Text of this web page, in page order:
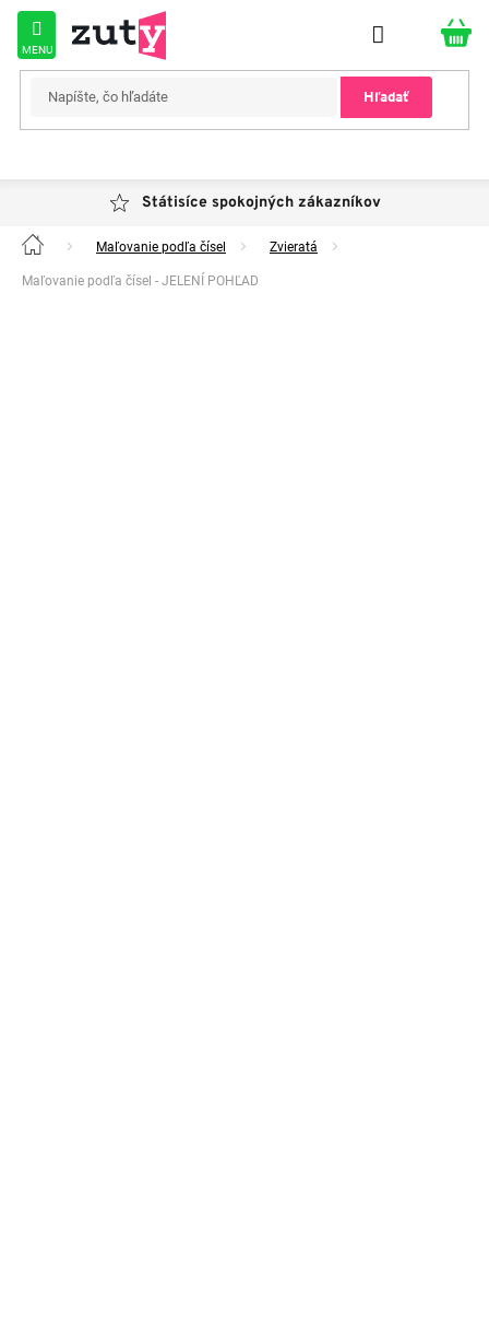
Prejsť
obsah
Hľadať
Státisíce spokojných zákazníkov
Domov Maľovanie podľa čísel Zvieratá
Maľovanie podľa čísel - JELENÍ POHĽAD